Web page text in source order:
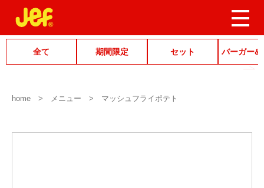
全て 期間限定 セット バーガー&
home メニュー マッシュフライポテト